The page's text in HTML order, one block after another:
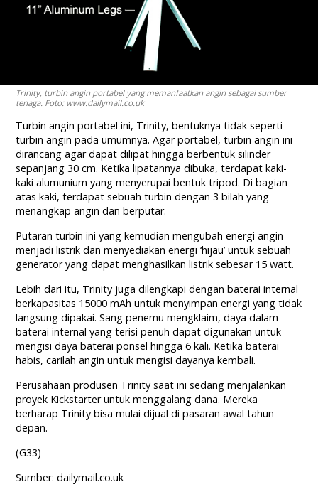
Trinity, turbin angin portabel yang memanfaatkan angin sebagai sumber
tenaga. Foto: www.dailymail.co.uk
Turbin angin portabel ini, Trinity, bentuknya tidak seperti
turbin angin pada umumnya. Agar portabel, turbin angin ini
dirancang agar dapat dilipat hingga berbentuk silinder
sepanjang 30 cm. Ketika lipatannya dibuka, terdapat kaki-
kaki alumunium yang menyerupai bentuk tripod. Di bagian
atas kaki, terdapat sebuah turbin dengan 3 bilah yang
menangkap angin dan berputar.
Putaran turbin ini yang kemudian mengubah energi angin
menjadi listrik dan menyediakan energi ‘hijau’ untuk sebuah
generator yang dapat menghasilkan listrik sebesar 15 watt.
Lebih dari itu, Trinity juga dilengkapi dengan baterai internal
berkapasitas 15000 mAh untuk menyimpan energi yang tidak
langsung dipakai. Sang penemu mengklaim, daya dalam
baterai internal yang terisi penuh dapat digunakan untuk
mengisi daya baterai ponsel hingga 6 kali. Ketika baterai
habis, carilah angin untuk mengisi dayanya kembali.
Perusahaan produsen Trinity saat ini sedang menjalankan
proyek Kickstarter untuk menggalang dana. Mereka
berharap Trinity bisa mulai dijual di pasaran awal tahun
depan.
(G33)
Sumber: dailymail.co.uk